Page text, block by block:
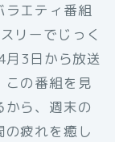
ラエティ番組
リーでじっく
3日から放送
この番組を見
ら、週末の
の疲れを癒し